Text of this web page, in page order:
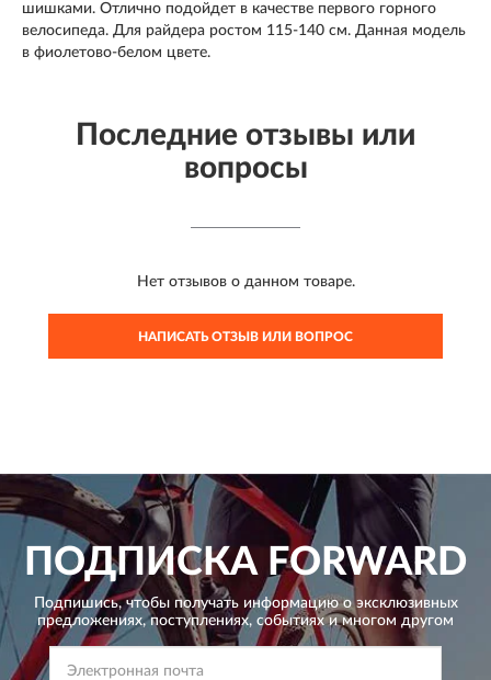
шишками. Отлично подойдет в качестве первого горного
велосипеда. Для райдера ростом 115-140 см. Данная модель
в фиолетово-белом цвете.
Последние отзывы или
вопросы
Нет отзывов о данном товаре.
НАПИСАТЬ ОТЗЫВ ИЛИ ВОПРОС
ПОДПИСКАFORWARD
Подпишись, чтобы получать информацию о эксклюзивных
предложениях,поступлениях, событиях и многом другом